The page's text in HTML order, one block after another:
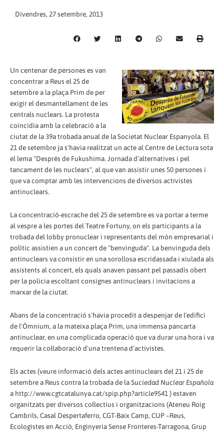
Divendres, 27 setembre, 2013
Un centenar de persones es van
concentrar a Reus el 25 de
setembre a la plaça Prim de per
exigir el desmantellament de les
centrals nuclears. La protesta
coincidia amb la celebració a la
ciutat de la 39a trobada anual de la Societat Nuclear Espanyola. El
21 de setembre ja s'havia realitzat un acte al Centre de Lectura sota
el lema "Després de Fukushima. Jornada d’alternatives i pel
tancament de les nuclears", al que van assistir unes 50 persones i
que va comptar amb les intervencions de diversos activistes
antinuclears.
La concentració-escrache del 25 de setembre es va portar a terme
al vespre a les portes del Teatre Fortuny, on els participants a la
trobada del lobby pronuclear i representants del món empresarial i
polític assistien a un concert de "benvinguda". La benvinguda dels
antinuclears va consistir en una sorollosa escridassada i xiulada als
assistents al concert, els quals anaven passant pel passadís obert
per la policia escoltant consignes antinuclears i invitacions a
marxar de la ciutat.
Abans de la concentració s'havia procedit a despenjar de l'edifici
de l'Òmnium, a la mateixa plaça Prim, una immensa pancarta
antinuclear, en una complicada operació que va durar una hora i va
requerir la col·laboració d'una trentena d'activistes.
Els actes (veure informació dels actes antinuclears del 21 i 25 de
setembre a Reus contra la trobada de laSuciedad Nuclear Española
a http://www.cgtcatalunya.cat/spip.php?article9541 ) estaven
organitzats per diversos col·lectius i organitzacions (Ateneu Roig
Cambrils, Casal Despertaferro, CGT-Baix Camp, CUP –Reus,
Ecologistes en Acció, Enginyeria Sense Fronteres-Tarragona, Grup